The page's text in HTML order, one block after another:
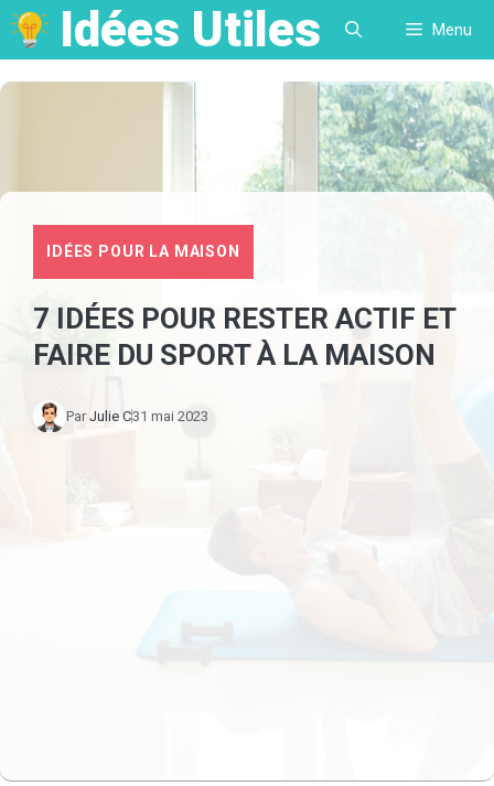
Aller
au
Idées Utiles Menu
IDÉES POUR LA MAISON
7 IDÉES POUR RESTER ACTIF ET
FAIRE DU SPORT À LA MAISON
ParJulie C31 mai 2023